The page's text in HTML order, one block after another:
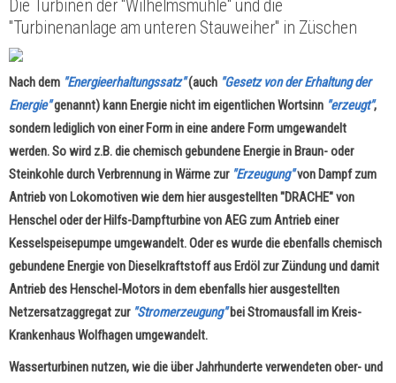
Die Turbinen der "Wilhelmsmühle" und die
"Turbinenanlage am unteren Stauweiher" in Züschen
Nach dem "Energieerhaltungssatz"(auch "Gesetz von der Erhaltung der
Energie"genannt) kann Energie nicht im eigentlichen Wortsinn "erzeugt",
sondern lediglich von einer Form in eine andere Form umgewandelt
werden. So wird z.B. die chemisch gebundene Energie in Braun- oder
Steinkohle durch Verbrennung in Wärme zur "Erzeugung"von Dampf zum
Antrieb von Lokomotiven wie dem hier ausgestellten "DRACHE" von
Henschel oder der Hilfs-Dampfturbine von AEG zum Antrieb einer
Kesselspeisepumpe umgewandelt. Oder es wurde die ebenfalls chemisch
gebundene Energie von Dieselkraftstoff aus Erdöl zur Zündung und damit
Antrieb des Henschel-Motors in dem ebenfalls hier ausgestellten
Netzersatzaggregat zur "Stromerzeugung"bei Stromausfall im Kreis-
Krankenhaus Wolfhagen umgewandelt.
Wasserturbinen nutzen, wie die über Jahrhunderte verwendeten ober- und